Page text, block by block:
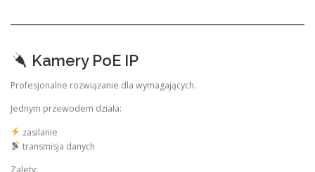
Kamery PoE IP
Profesjonalne rozwiązanie dla wymagających.
Jednym przewodem działa:
zasilanie
transmisja danych
Zalety: